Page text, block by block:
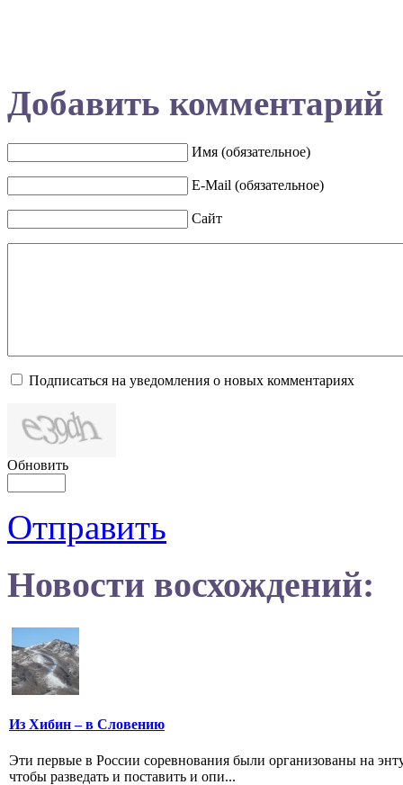
Добавить комментарий
Имя (обязательное)
E-Mail (обязательное)
Сайт
Подписаться на уведомления о новых комментариях
Обновить
Отправить
Новости восхождений:
Из Хибин – в Словению
Эти первые в России соревнования были организованы на
чтобы разведать и поставить и опи...